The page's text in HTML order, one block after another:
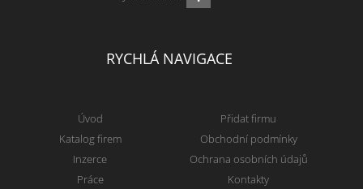
RYCHLÁ NAVIGACE
Úvod
Katalog firem
Inzerce
Práce
Přidat firmu
Obchodní podmínky
Ochrana osobních údajů
Kontakty